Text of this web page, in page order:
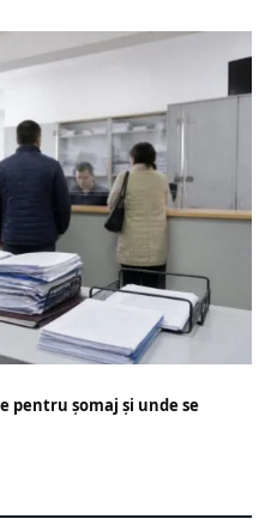
pentru șomaj și unde se